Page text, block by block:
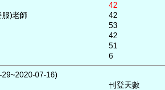
42
)老師
42
53
42
51
6
07-16)
刊登天數